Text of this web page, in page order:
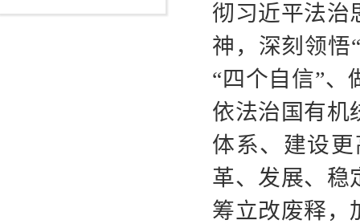
彻习近平法治
神，深刻领悟
“四个自信”、
依法治国有机
体系、建设
革、发展、稳
筹立改废释，